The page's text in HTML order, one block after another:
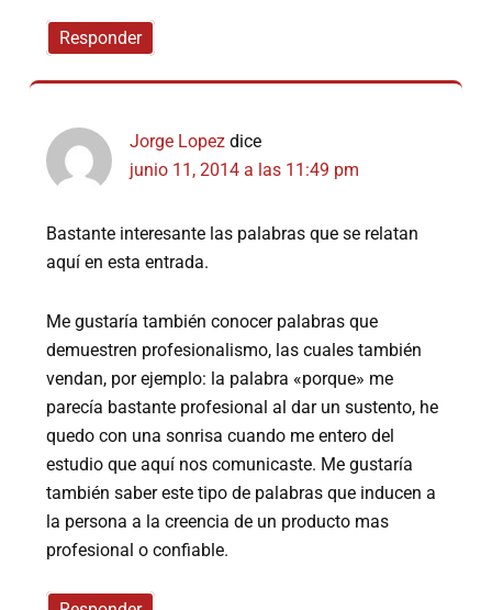
Responder
Jorge Lopez dice
junio 11, 2014 a las 11:49 pm
Bastante interesante las palabras que se relatan
aquí en esta entrada.
Me gustaría también conocer palabras que
demuestren profesionalismo, las cuales también
vendan, por ejemplo: la palabra «porque» me
parecía bastante profesional al dar un sustento, he
quedo con una sonrisa cuando me entero del
estudio que aquí nos comunicaste. Me gustaría
también saber este tipo de palabras que inducen a
la persona a la creencia de un producto mas
profesional o confiable.